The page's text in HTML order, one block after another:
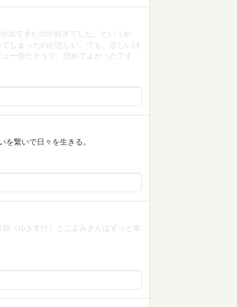
出てきたのが好きでした。というか、
しまったのが悲しい。でも、悲しいけ
ー作だそうで、読めてよかったです。
を繋いで日々を生きる。
（ゆきすけ）とこよみさんはずっと幸